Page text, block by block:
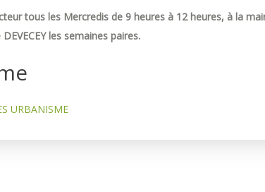
tous les Mercredis de 9 heures à 12 heures, à la
les semaines paires.
URBANISME